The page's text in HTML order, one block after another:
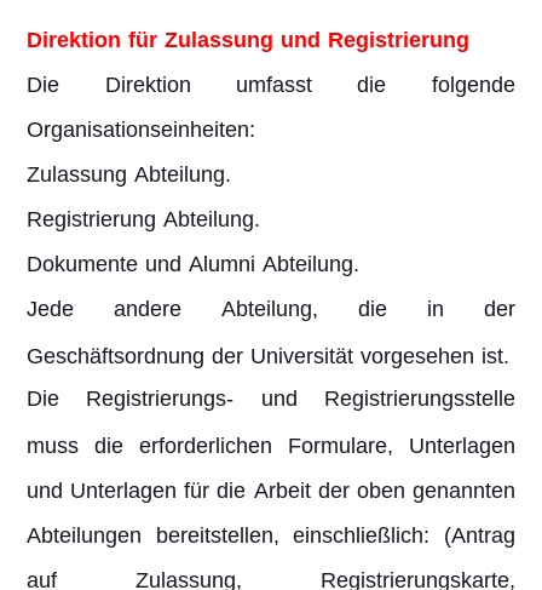
Direktion für Zulassung und Registrierung
Die Direktion umfasst die folgende
Organisationseinheiten:
Zulassung Abteilung.
Registrierung Abteilung.
Dokumente und Alumni Abteilung.
Jede andere Abteilung, die in der
Geschäftsordnung der Universität vorgesehen ist.
Die Registrierungs- und Registrierungsstelle
muss die erforderlichen Formulare, Unterlagen
und Unterlagen für die Arbeit der oben genannten
Abteilungen bereitstellen, einschließlich: (Antrag
auf Zulassung, Registrierungskarte,